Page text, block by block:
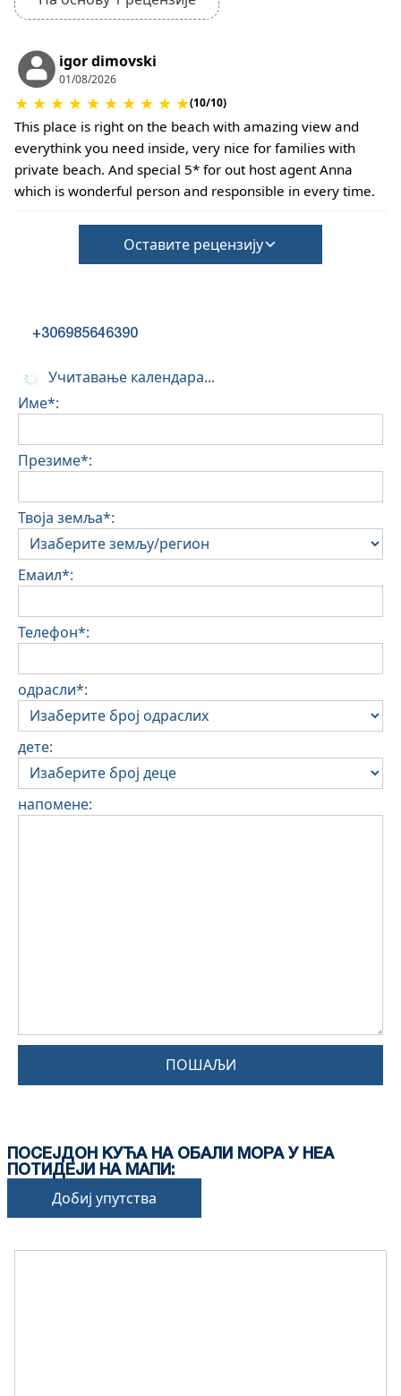
igor dimovski
01/08/2026
★ ★ ★ ★ ★ ★ ★ ★ ★ ★(10/10)
This place is right on the beach with amazing view and
everythink you need inside, very nice for families with
private beach. And special 5* for out host agent Anna
which is wonderful person and responsible in every time.
Оставите рецензију
+306985646390
Учитавање календара...
Име*:
Презиме*:
Твоја земља*:
Емаил*:
Телефон*:
одрасли*:
дете:
напомене:
ПОШАЉИ
ПОСЕЈДОН КУЋА НА ОБАЛИ МОРА У НЕА
ПОТИДЕЈИ НА МАПИ:
Добиј упутства